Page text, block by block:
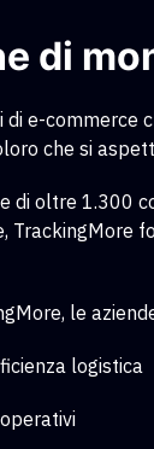
di
di e-commerce
che si
di oltre 1.300
TrackingMore
le
logistica